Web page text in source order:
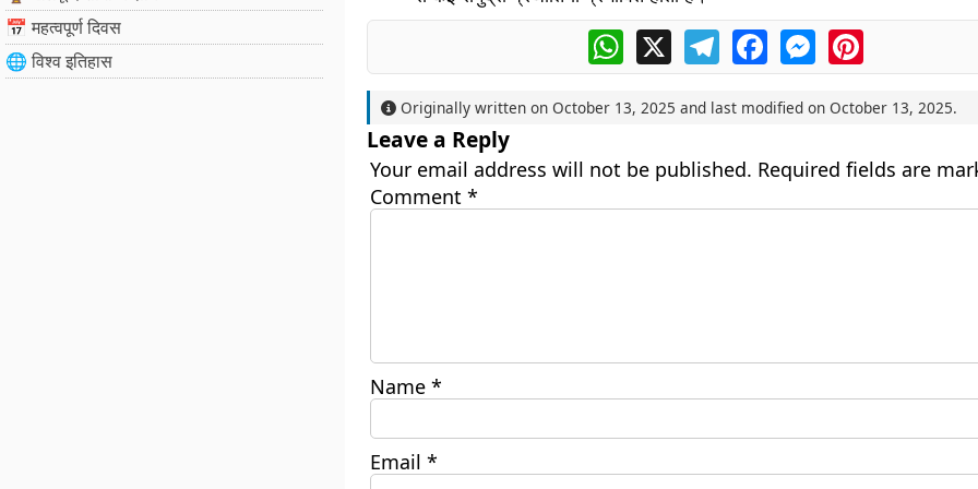
📅 महत्वपूर्ण दिवस
🌐 विश्व इतिहास
WhatsApp
X TelegramFacebookMessengerPinterest
Originally written on October 13, 2025 and last modified on October 13, 2025.
Leave a Reply
Your email address will not be published. Required fields are
Comment *
Name *
Email *